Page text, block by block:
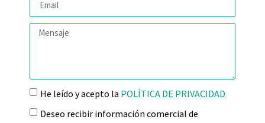
He leído y acepto la POLÍTICA DE PRIVACIDAD
Deseo recibir información comercial de